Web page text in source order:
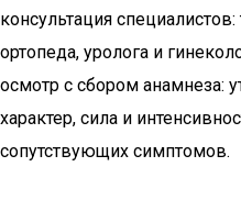
консультация
ортопеда, уролога и
осмотр с сбором анамнеза:
характер, сила и
сопутствующих симптомов.